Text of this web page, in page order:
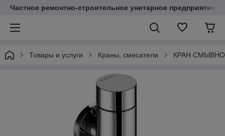
Частное ремонтно-строительное унитарное предприятие
Товары и услуги Краны, смесители КРАН